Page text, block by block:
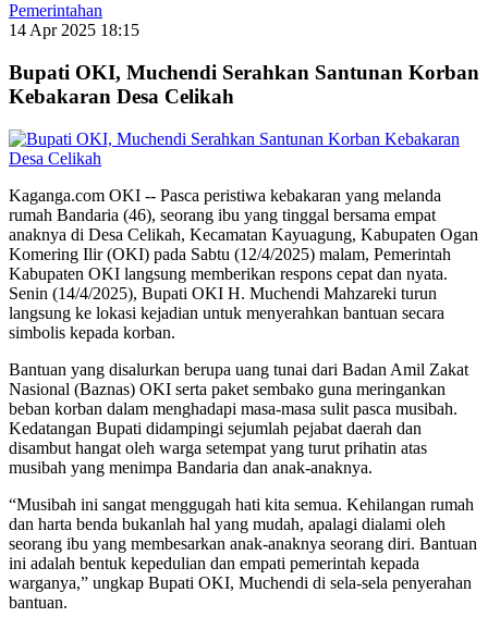
Pemerintahan
14 Apr 2025 18:15
Bupati OKI, Muchendi Serahkan Santunan Korban
Kebakaran Desa Celikah
Kaganga.com OKI -- Pasca peristiwa kebakaran yang melanda
rumah Bandaria (46), seorang ibu yang tinggal bersama empat
anaknya di Desa Celikah, Kecamatan Kayuagung, Kabupaten Ogan
Komering Ilir (OKI) pada Sabtu (12/4/2025) malam, Pemerintah
Kabupaten OKI langsung memberikan respons cepat dan nyata.
Senin (14/4/2025), Bupati OKI H. Muchendi Mahzareki turun
langsung ke lokasi kejadian untuk menyerahkan bantuan secara
simbolis kepada korban.
Bantuan yang disalurkan berupa uang tunai dari Badan Amil Zakat
Nasional (Baznas) OKI serta paket sembako guna meringankan
beban korban dalam menghadapi masa-masa sulit pasca musibah.
Kedatangan Bupati didampingi sejumlah pejabat daerah dan
disambut hangat oleh warga setempat yang turut prihatin atas
musibah yang menimpa Bandaria dan anak-anaknya.
“Musibah ini sangat menggugah hati kita semua. Kehilangan rumah
dan harta benda bukanlah hal yang mudah, apalagi dialami oleh
seorang ibu yang membesarkan anak-anaknya seorang diri. Bantuan
ini adalah bentuk kepedulian dan empati pemerintah kepada
warganya,” ungkap Bupati OKI, Muchendi di sela-sela penyerahan
bantuan.